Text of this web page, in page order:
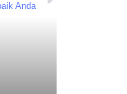
Anda